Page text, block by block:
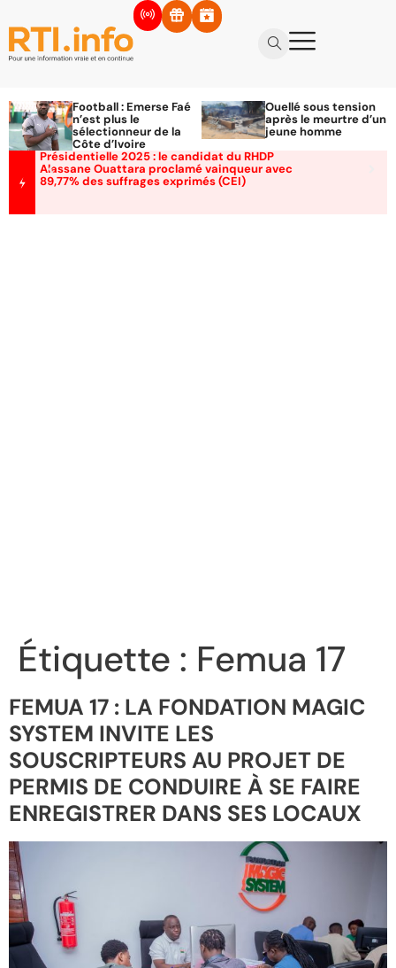
Football : Emerse Faé
n’est plus le
sélectionneur de la
Côte d’Ivoire
Ouellé sous tension
après le meurtre d’un
jeune homme
Présidentielle 2025 : le candidat du RHDP
Alassane Ouattara proclamé vainqueur avec
89,77% des suffrages exprimés (CEI)
Étiquette : Femua 17
FEMUA 17 : LA FONDATION MAGIC
SYSTEM INVITE LES
SOUSCRIPTEURS AU PROJET DE
PERMIS DE CONDUIRE À SE FAIRE
ENREGISTRER DANS SES LOCAUX